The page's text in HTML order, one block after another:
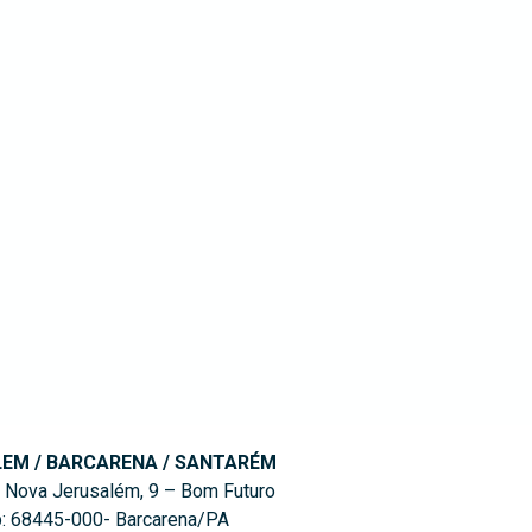
/ BARCARENA / SANTARÉM
Nova Jerusalém, 9 – Bom Futuro
68445-000- Barcarena/PA